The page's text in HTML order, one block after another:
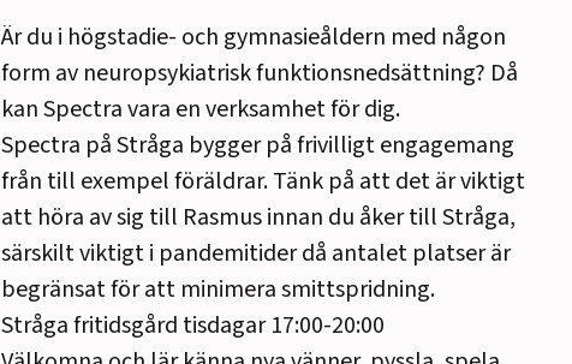
Är du i högstadie- och gymnasieåldern med någon
form av neuropsykiatrisk funktionsnedsättning? Då
kan Spectra vara en verksamhet för dig.
Spectra på Stråga bygger på frivilligt engagemang
från till exempel föräldrar. Tänk på att det är viktigt
att höra av sig till Rasmus innan du åker till Stråga,
särskilt viktigt i pandemitider då antalet platser är
begränsat för att minimera smittspridning.
Stråga fritidsgård tisdagar 17:00-20:00